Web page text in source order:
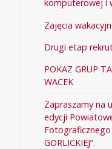
komputerowej i
Zajęcia
Drugi etap
POKAZ GRUP
WACEK
Zapraszamy na
edycji
Fotograficznego
GORLICKIEJ”.